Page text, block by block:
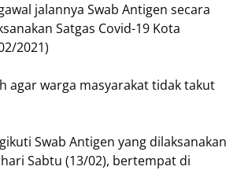
jalannya Swab Antigen secara
Satgas Covid-19 Kota
2021)
agar warga masyarakat tidak takut
Swab Antigen yang dilaksanakan
Sabtu (13/02), bertempat di